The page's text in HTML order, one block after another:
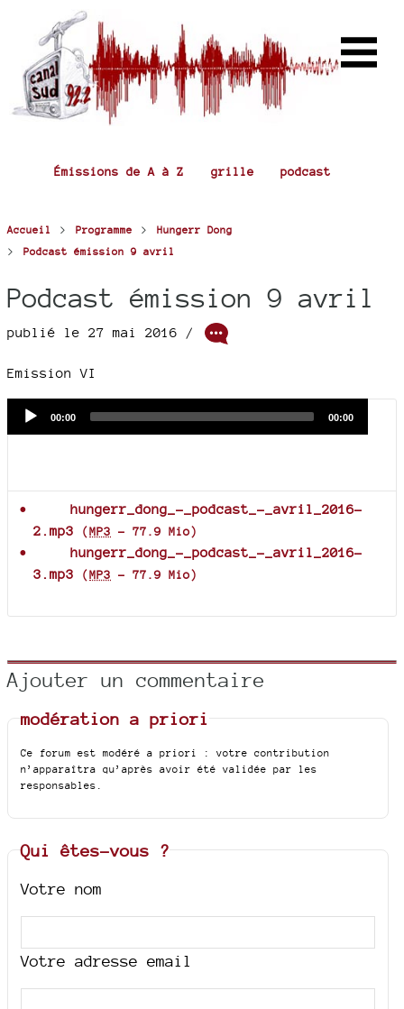
Émissions de A à Z grille podcast
Accueil > Programme > Hungerr Dong
> Podcast émission 9 avril
Podcast émission 9 avril
publié le 27 mai 2016 /
Emission VI
Current
00:00
Total
00:00
hungerr_dong_-_podcast_-_avril_2016-
2.mp3
(MP3 - 77.9 Mio)
hungerr_dong_-_podcast_-_avril_2016-
3.mp3
(MP3 - 77.9 Mio)
Ajouter un commentaire
modération a priori
Ce forum est modéré a priori : votre contribution
n’apparaîtra qu’après avoir été validée par les
responsables.
Qui êtes-vous ?
Votre nom
Votre adresse email